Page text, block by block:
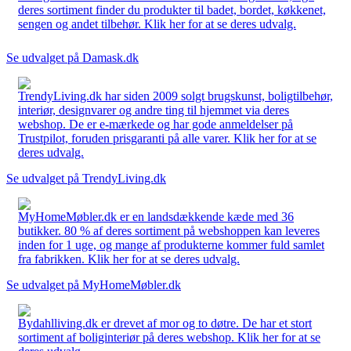
deres sortiment finder du produkter til badet, bordet, køkkenet,
sengen og andet tilbehør. Klik her for at se deres udvalg.
Se udvalget på Damask.dk
TrendyLiving.dk har siden 2009 solgt brugskunst, boligtilbehør,
interiør, designvarer og andre ting til hjemmet via deres
webshop. De er e-mærkede og har gode anmeldelser på
Trustpilot, foruden prisgaranti på alle varer. Klik her for at se
deres udvalg.
Se udvalget på TrendyLiving.dk
MyHomeMøbler.dk er en landsdækkende kæde med 36
butikker. 80 % af deres sortiment på webshoppen kan leveres
inden for 1 uge, og mange af produkterne kommer fuld samlet
fra fabrikken. Klik her for at se deres udvalg.
Se udvalget på MyHomeMøbler.dk
Bydahlliving.dk er drevet af mor og to døtre. De har et stort
sortiment af boliginteriør på deres webshop. Klik her for at se